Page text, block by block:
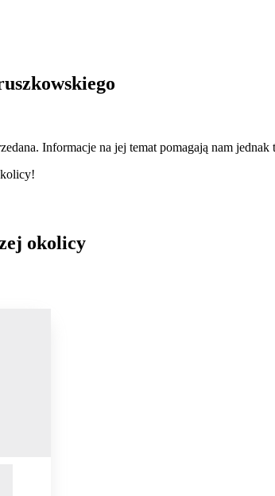
Informacje na jej temat pomagają nam
okolicy